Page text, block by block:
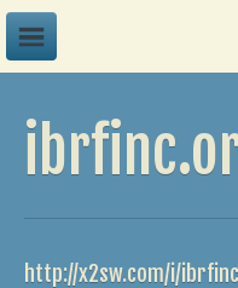
http://x2sw.com/i/